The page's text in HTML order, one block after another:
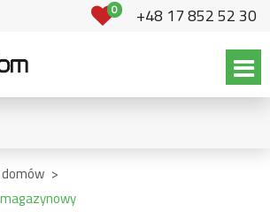
0 +48 17 852 52 30
>